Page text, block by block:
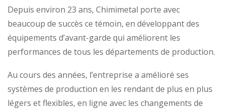
Depuis environ 23 ans, Chimimetal porte avec
beaucoup de succès ce témoin, en développant des
équipements d’avant-garde qui améliorent les
performances de tous les départements de production.
Au cours des années, l’entreprise a amélioré ses
systèmes de production en les rendant de plus en plus
légers et flexibles, en ligne avec les changements de